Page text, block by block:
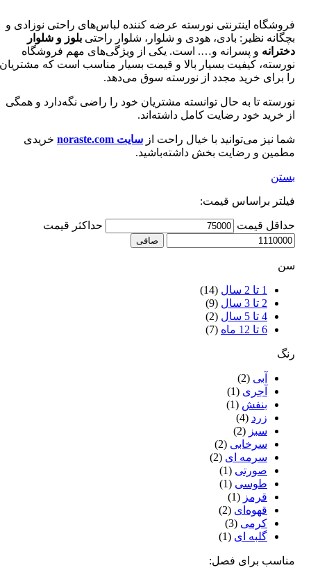
بستن
فیلتر براساس قیمت:
حداقل قیمت حداكثر قيمت
صافی
سن
1 تا 2 سال
(14)
2 تا 3 سال
(9)
4 تا 5 سال
(2)
6 تا 12 ماه
(7)
رنگ
آبی (2)
آجری (1)
بنفش (1)
زرد (4)
سبز (2)
سرخابی (2)
سرمه ای (2)
صورتی (1)
طوسی (1)
قرمز (1)
قهوه‌ای (2)
کرمی (3)
گلبه ای (1)
مناسب برای فصل:
فروشگاه اینترنتی نورسته عرضه کننده لباس‌های راحتی نوزادی و
بچگانه نظیر: بادی، هودی و شلوار، شلوار راحتی بلوز و شلوار
دخترانه و پسرانه و…. است. یکی از ویژگی‌های مهم فروشگاه
نورسته، کیفیت بسیار بالا و قیمت بسیار مناسب است که مشتریان
را برای خرید مجدد از نورسته سوق می‌دهد.
نورسته تا به حال توانسته مشتریان خود را راضی نگه‌دارد و همگی
از خرید خود رضایت کامل داشته‌اند.
شما نیز می‌توانید با خیال راحت از سایت noraste.com
خریدی
مطمین و رضایت بخش داشته‌باشید.